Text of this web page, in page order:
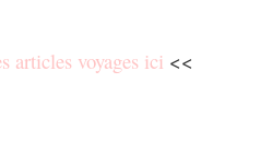
articles voyages ici <<